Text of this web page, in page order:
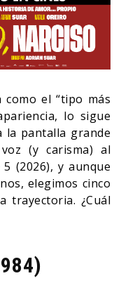
el “tipo más
lo sigue
la pantalla grande
(y carisma) al
(2026), y aunque
elegimos cinco
trayectoria. ¿Cuál